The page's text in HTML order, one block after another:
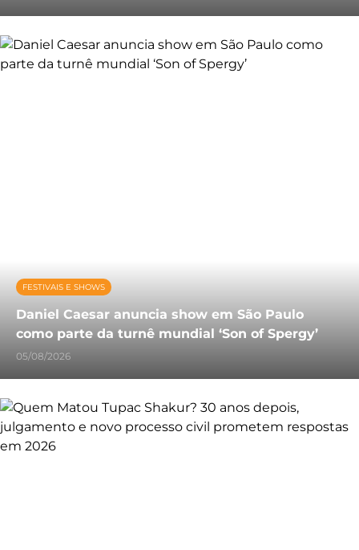
FESTIVAIS E SHOWS
Daniel Caesar anuncia show em São Paulo
como parte da turnê mundial ‘Son of Spergy’
05/08/2026